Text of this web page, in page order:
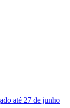
até 27 de junho